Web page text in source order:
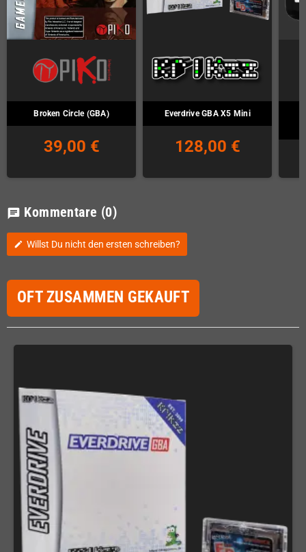
Broken Circle (GBA)
39,00 €
Everdrive GBA X5 Mini
128,00 €
chat Kommentare (0)
edit Willst Du nicht den ersten schreiben?
OFT ZUSAMMEN GEKAUFT